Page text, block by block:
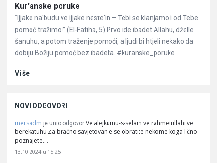
Članci
Kur'anske poruke
“Ijjake na'budu ve ijjake neste'in – Tebi se klanjamo i od Tebe
pomoć tražimo!” (El-Fatiha, 5) Prvo ide ibadet Allahu, dželle
šanuhu, a potom traženje pomoći, a ljudi bi htjeli nekako da
dobiju Božiju pomoć bez ibadeta. #kuranske_poruke
Više
NOVI ODGOVORI
mersadm je unio odgovor Ve alejkumu-s-selam ve rahmetullahi ve
berekatuhu Za bračno savjetovanje se obratite nekome koga lično
poznajete.…
13.10.2024 u 15:25